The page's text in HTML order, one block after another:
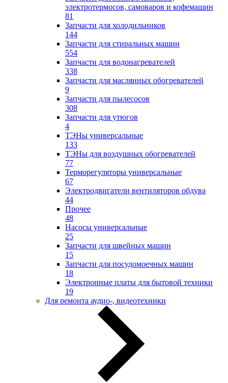
электротермосов, самоваров и кофемашин
81
Запчасти для холодильников
144
Запчасти для стиральных машин
554
Запчасти для водонагревателей
338
Запчасти для маслянных обогревателей
9
Запчасти для пылесосов
308
Запчасти для утюгов
4
ТЭНы универсальные
133
ТЭНы для воздушных обогревателей
77
Терморегуляторы универсальные
67
Электродвигатели вентиляторов обдува
44
Прочее
48
Насосы универсальные
25
Запчасти для швейных машин
15
Запчасти для посудомоечных машин
18
Электронные платы для бытовой техники
19
Для ремонта аудио-, видеотехники